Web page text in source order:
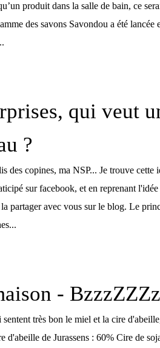
produit dans la salle de bain, ce
des savons Savondou a été lancée
qui veut
?
des copines, ma NSP... Je trouve cette
sur facebook, et en reprenant
partager avec vous sur le blog. Le
-
sentent très bon le miel et la cire
d'abeille de Jurassens : 60% Cire de